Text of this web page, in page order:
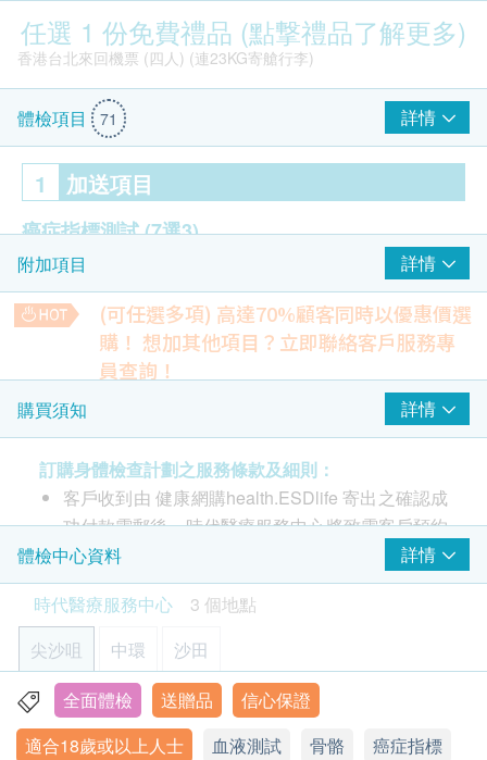
任選 1 份免費禮品 (點撃禮品了解更多)
香港台北來回機票 (四人) (連23KG寄艙行李)
OTO GoGo鬆 2.0 按摩椅 (VN-05) (原價$13,800)
$2000 AEON 禮券
體檢項目 71 詳情
1 加送項目
癌症指標測試(7選3)
前列腺癌抗原
癌抗原 19.9 (胰臟)
艾巴氏病毒抗體(鼻咽)
癌胚抗原(結腸)
甲種胚胎蛋白 (肝)
癌抗原125 (卵巢)
癌抗原15.3 (乳房)
2 重點項目
心臟檢查 重點項目
靜臥心電圖
心血管疾病危險因子
丙種反應蛋白 (定量)
附加項目 詳情
(可任選多項) 高達70%顧客同時以優惠價選
購！ 想加其他項目？立即聯絡客戶服務專
員查詢！
【特別優惠】人類乳頭狀瘤病毒基因分型(43種)
HPV檢測在感染HPV初期，便可檢測出已感染之病毒，相比柏
氏抹片只可檢驗細胞病變，能更早發現感染HPV，對預防子宮
頸癌有極大幫助。
34% off
HK$500.0 HK$760
【特別優惠】複合糞便DNA檢測 (23種)
糞便DNA檢測比傳統顯微鏡更靈敏準確，能偵測微量寄生蟲並
精準辨識品種，同時可篩查腸道病毒與幽門螺旋桿菌，確保治
療對症下藥。
50% off
HK$450.0 HK$900
超薄子宮頸細胞抹片檢查
購買須知 詳情
訂購身體檢查計劃之服務條款及細則：
客戶收到由 健康網購health.ESDlife 寄出之確認成
功付款電郵後，時代醫療服務中心將致電客戶預約
身體檢查的時間及地點。
時代醫療服務中心 - 預約或查詢：3585 8533
客戶必須於預約當天出示身份證及列印訂購確認信
以確認身份。
身體檢查服務計劃有效期為6個月，客戶必須於6個
月內 (由確認付款日期起計) 接受有關服務，逾期作
廢。
訂購一經確認，不設退款。
體檢中心資料
詳情
時代醫療服務中心
3 個地點
尖沙咀
中環 沙田
香港九龍尖沙咀彌敦道26號1302-1305室
顯示地圖
全面體檢 送贈品
信心保證
適合18歲或以上人士
血液測試 骨骼
癌症指標